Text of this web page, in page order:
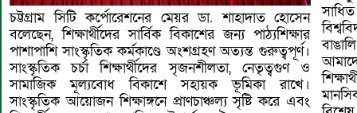
চট্টগ্রাম সিটি কর্পোরেশনের মেয়র ডা. শাহাদাত হোসেন
বলেছেন, শিক্ষার্থীদের সার্বিক বিকাশের জন্য পাঠ্যশিক্ষার
পাশাপাশি সাংস্কৃতিক কর্মকাণ্ডে অংশগ্রহণ অত্যন্ত গুরুত্বপূর্ণ।
সাংস্কৃতিক চর্চা শিক্ষার্থীদের সৃজনশীলতা, নেতৃত্বগুণ ও
সামাজিক মূল্যবোধ বিকাশে সহায়ক ভূমিকা রাখে।
সাংস্কৃতিক আয়োজন শিক্ষাঙ্গনে প্রাণচাঞ্চল্য সৃষ্টি করে এবং